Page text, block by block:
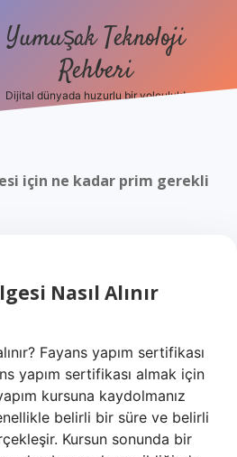
Yumuşak Teknoloji
Rehberi
Dijital dünyada huzurlu bir yolculuk!
için ne kadar prim gerekli
Nasıl Alınır
Fayans yapım sertifikası
yapım sertifikası almak için
kursuna kaydolmanız
belirli bir süre ve belirli
Kursun sonunda bir